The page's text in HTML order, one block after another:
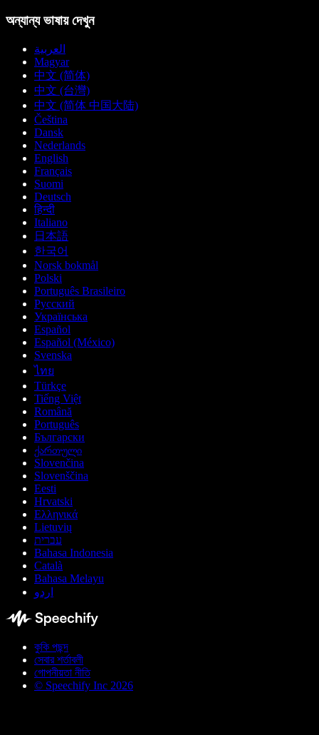
অন্যান্য ভাষায় দেখুন
العربية
Magyar
中文 (简体)
中文 (台灣)
中文 (简体 中国大陆)
Čeština
Dansk
Nederlands
English
Français
Suomi
Deutsch
हिन्दी
Italiano
日本語
한국어
Norsk bokmål
Polski
Português Brasileiro
Русский
Українська
Español
Español (México)
Svenska
ไทย
Türkçe
Tiếng Việt
Română
Português
Български
ქართული
Slovenčina
Slovenščina
Eesti
Hrvatski
Ελληνικά
Lietuvių
עברית
Bahasa Indonesia
Català
Bahasa Melayu
اردو
কুকি পছন্দ
সেবার শর্তাবলী
গোপনীয়তা নীতি
© Speechify Inc 2026